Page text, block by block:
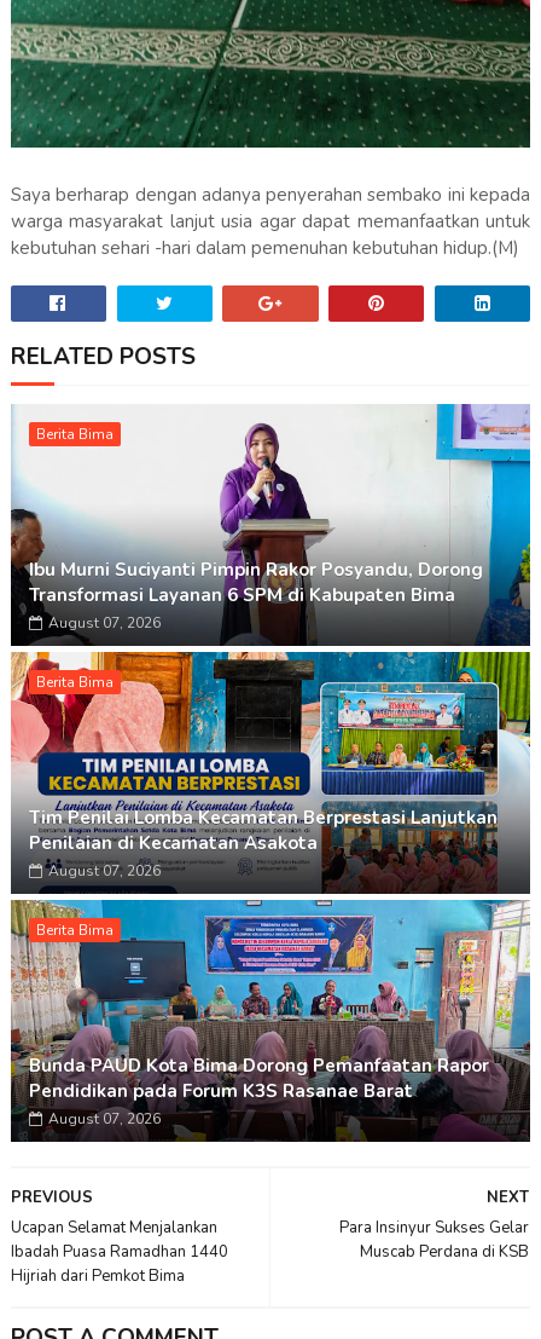
Saya berharap dengan adanya penyerahan sembako ini kepada
warga masyarakat lanjut usia agar dapat memanfaatkan untuk
kebutuhan sehari -hari dalam pemenuhan kebutuhan hidup.(M)
RELATED POSTS
Berita Bima
Ibu Murni Suciyanti Pimpin Rakor Posyandu, Dorong
Transformasi Layanan 6 SPM di Kabupaten Bima
August 07, 2026
Berita Bima
Tim Penilai Lomba Kecamatan Berprestasi Lanjutkan
Penilaian di Kecamatan Asakota
August 07, 2026
Berita Bima
Bunda PAUD Kota Bima Dorong Pemanfaatan Rapor
Pendidikan pada Forum K3S Rasanae Barat
August 07, 2026
NEXT
Para Insinyur Sukses Gelar
Muscab Perdana di KSB
PREVIOUS
Ucapan Selamat Menjalankan
Ibadah Puasa Ramadhan 1440
Hijriah dari Pemkot Bima